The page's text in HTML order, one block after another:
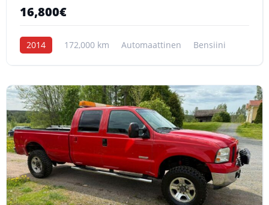
16,800€
2014 172,000 km Automaattinen Bensiini